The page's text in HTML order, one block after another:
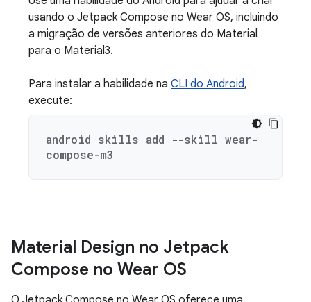
usando o Jetpack Compose no Wear OS, incluindo
a migração de versões anteriores do Material
para o Material3.
Para instalar a habilidade na CLI do Android,
execute:
android skills add --skill wear-
compose-m3
Material Design no Jetpack
Compose no Wear OS